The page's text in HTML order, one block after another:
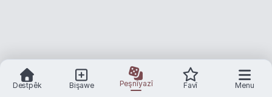
Destpêk Bişawe Peşnîyazî Favî Menu